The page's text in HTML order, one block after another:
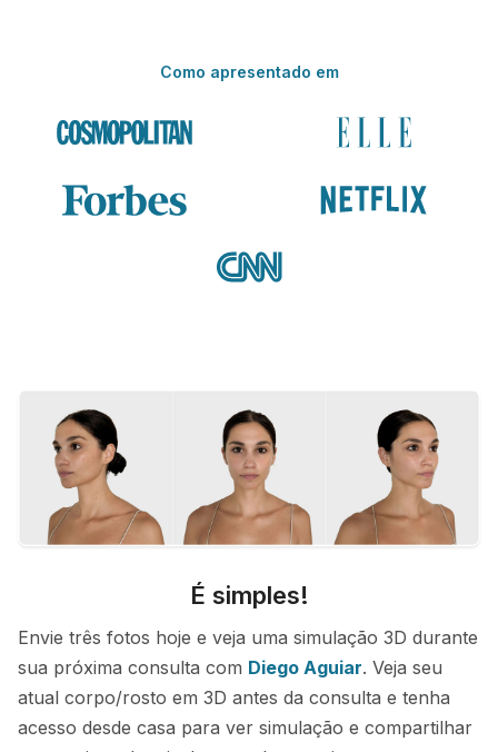
Como apresentado em
É simples!
Envie três fotos hoje e veja uma simulação 3D durante
sua próxima consulta com Diego Aguiar. Veja seu
atual corpo/rosto em 3D antes da consulta e tenha
acesso desde casa para ver simulação e compartilhar